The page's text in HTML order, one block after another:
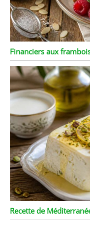
Financiers aux
Recette de